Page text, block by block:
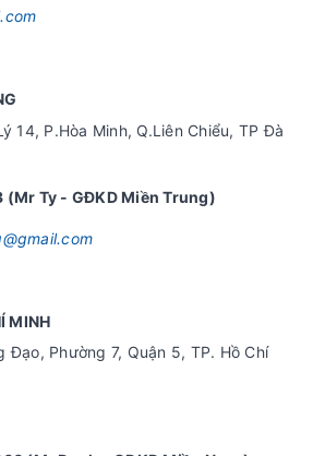
14, P.Hòa Minh, Q.Liên Chiểu, TP Đà
Ty - GĐKD Miền Trung)
MINH
Đạo, Phường 7, Quận 5, TP. Hồ Chí